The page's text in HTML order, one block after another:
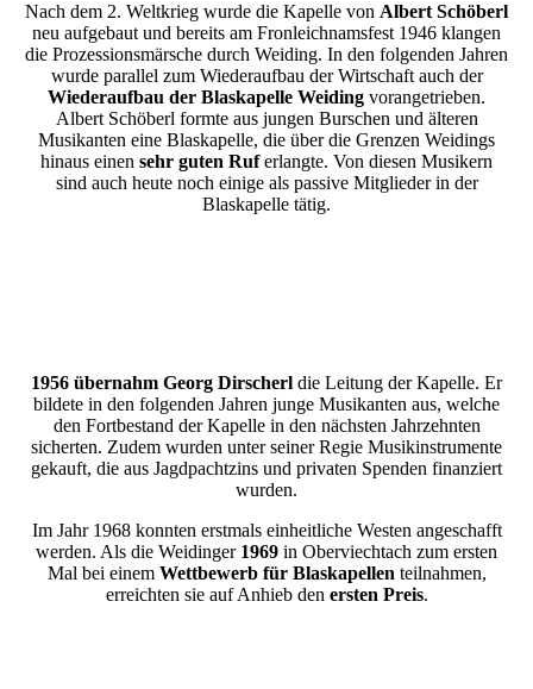
Nach dem 2. Weltkrieg wurde die Kapelle von Albert Schöberl
neu aufgebaut und bereits am Fronleichnamsfest 1946 klangen
die Prozessionsmärsche durch Weiding. In den folgenden Jahren
wurde parallel zum Wiederaufbau der Wirtschaft auch der
Wiederaufbau der Blaskapelle Weiding vorangetrieben.
Albert Schöberl formte aus jungen Burschen und älteren
Musikanten eine Blaskapelle, die über die Grenzen Weidings
hinaus einen sehr guten Ruferlangte. Von diesen Musikern
sind auch heute noch einige als passive Mitglieder in der
Blaskapelle tätig.
1956 übernahm Georg Dirscherl die Leitung der Kapelle. Er
bildete in den folgenden Jahren junge Musikanten aus, welche
den Fortbestand der Kapelle in den nächsten Jahrzehnten
sicherten. Zudem wurden unter seiner Regie Musikinstrumente
gekauft, die aus Jagdpachtzins und privaten Spenden finanziert
wurden.
Im Jahr 1968 konnten erstmals einheitliche Westen angeschafft
werden. Als die Weidinger 1969 in Oberviechtach zum ersten
Mal bei einem Wettbewerb für Blaskapellen teilnahmen,
erreichten sie auf Anhieb den ersten Preis.